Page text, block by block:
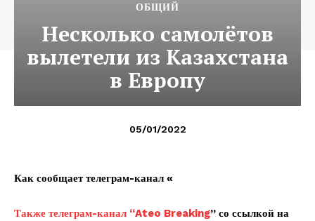
ОБЩИЙ
Несколько самолётов
вылетели из Казахстана
в Европу
05/01/2022
Как сообщает телеграм-канал «
Также телеграм-канал “Ateo Breaking” со ссылкой на